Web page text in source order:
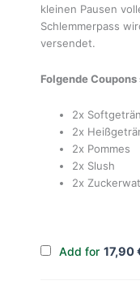
kleinen Pausen
Schlemmerpass
versendet.
Folgende
2x
2x
2x Pommes
2x Slush
2x
Add for 17,90